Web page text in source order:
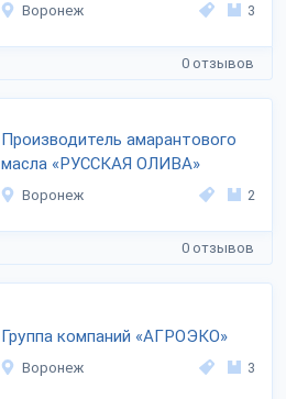
Воронеж 3
0 отзывов
Производитель амарантового
масла «РУССКАЯ ОЛИВА»
Воронеж 2
0 отзывов
Группа компаний «АГРОЭКО»
Воронеж 3